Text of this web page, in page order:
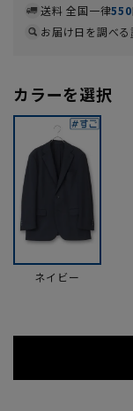
送料 全国一律550
お届け日を調べる
カラーを選択
ネイビー